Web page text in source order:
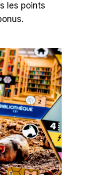
les points
.